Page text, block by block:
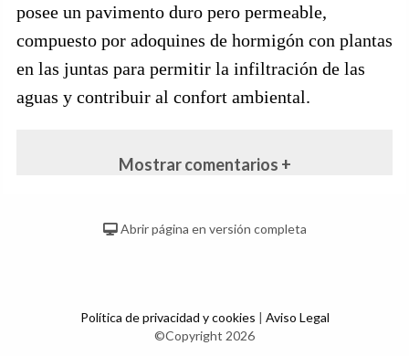
posee un pavimento duro pero permeable,
compuesto por adoquines de hormigón con plantas
en las juntas para permitir la infiltración de las
aguas y contribuir al confort ambiental.
Mostrar comentarios +
Abrir página en versión completa
Política de privacidad y cookies | Aviso Legal
©Copyright 2026